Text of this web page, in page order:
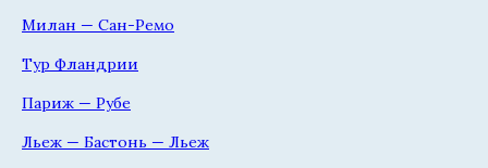
Милан — Сан-Ремо
Тур Фландрии
Париж — Рубе
Льеж — Бастонь — Льеж